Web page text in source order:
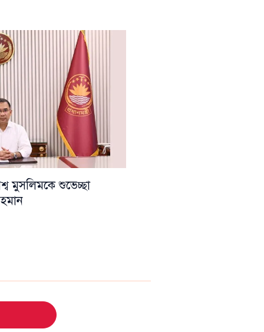
মুসলিমকে শুভেচ্ছা